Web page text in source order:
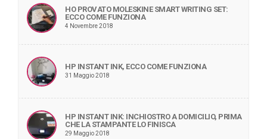
HO PROVATO MOLESKINE SMART WRITING SET:
ECCO COME FUNZIONA
4 Novembre 2018
HP INSTANT INK, ECCO COME FUNZIONA
31 Maggio 2018
HP INSTANT INK: INCHIOSTRO A DOMICILIO, PRIMA
CHE LA STAMPANTE LO FINISCA
29 Maggio 2018